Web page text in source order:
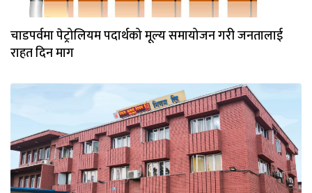
चाडपर्वमा पेट्रोलियम पदार्थको मूल्य समायोजन गरी जनतालाई
राहत दिन माग